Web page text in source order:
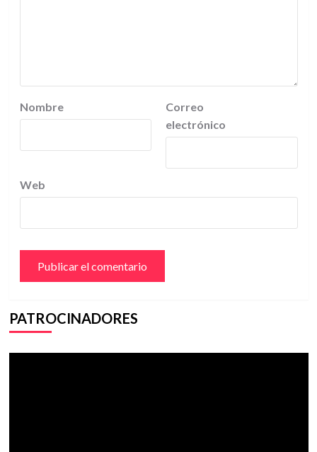
Nombre
Correo
electrónico
Web
PATROCINADORES